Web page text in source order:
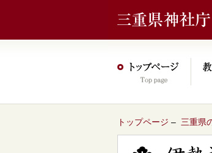
トップページ – 三重県